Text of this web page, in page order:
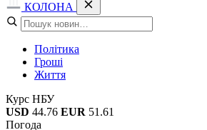
КОЛОНА
Політика
Гроші
Життя
Курс НБУ
USD 44.76 EUR 51.61
Погода